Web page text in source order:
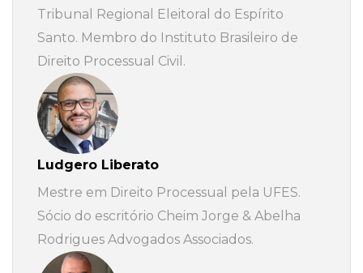
Tribunal Regional Eleitoral do Espírito
Santo. Membro do Instituto Brasileiro de
Direito Processual Civil.
Ludgero Liberato
Mestre em Direito Processual pela UFES.
Sócio do escritório Cheim Jorge & Abelha
Rodrigues Advogados Associados.